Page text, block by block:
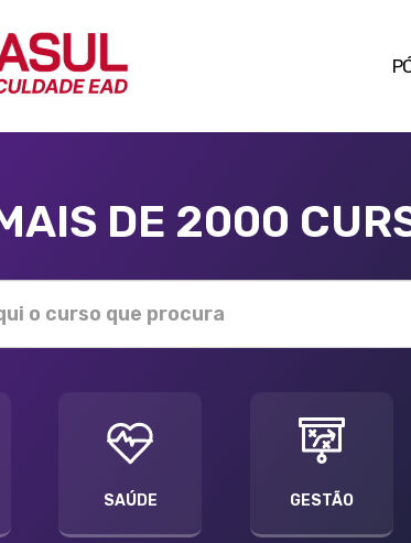
DE 2000
SAÚDE GESTÃO